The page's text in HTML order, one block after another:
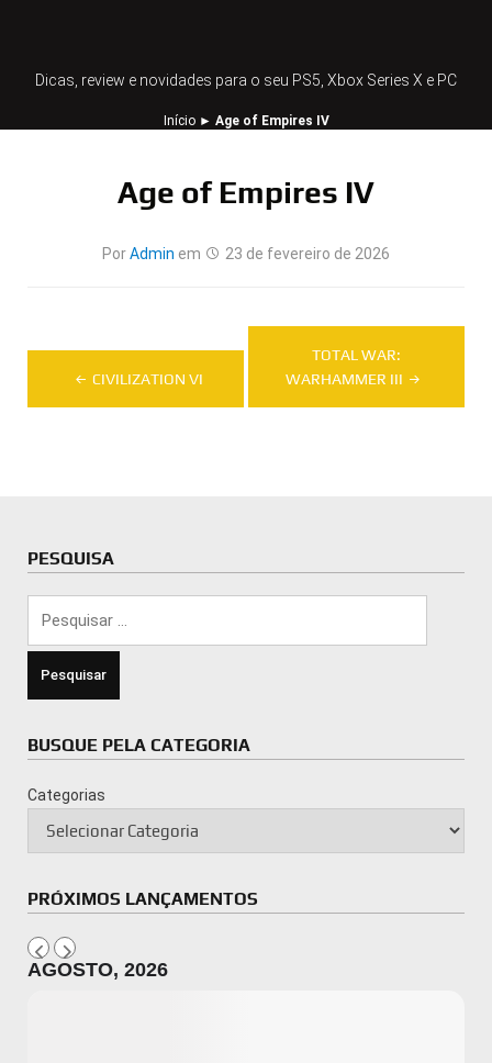
Dicas, review e novidades para o seu PS5, Xbox Series X e PC
Início► Age of Empires IV
Age of Empires IV
PorAdmin em 23 de fevereiro de 2026
Navegação
CIVILIZATION VI
TOTAL WAR:
WARHAMMER III
PESQUISA
BUSQUE PELA CATEGORIA
Categorias
PRÓXIMOS LANÇAMENTOS
AGOSTO, 2026